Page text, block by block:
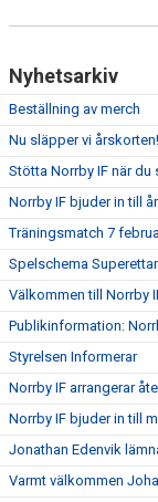
Nyhetsarkiv
Beställning av merch
Nu släpper vi årskorten!
Stötta Norrby IF när du
Norrby IF bjuder in till
Träningsmatch 7
Spelschema
Välkommen till Norrby
Publikinformation:
Styrelsen Informerar
Norrby IF arrangerar
Norrby IF bjuder in till
Jonathan Edenvik
Varmt välkommen